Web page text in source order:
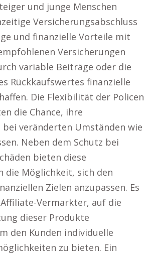
und junge Menschen
Versicherungsabschluss
und finanzielle Vorteile mit
Versicherungen
variable Beiträge oder die
Rückkaufswertes finanzielle
Die Flexibilität der Policen
die Chance, ihre
bei veränderten Umständen wie
Neben dem Schutz bei
bieten diese
die Möglichkeit, sich den
Zielen anzupassen. Es
Vermarkter, auf die
dieser Produkte
den Kunden individuelle
zu bieten. Ein